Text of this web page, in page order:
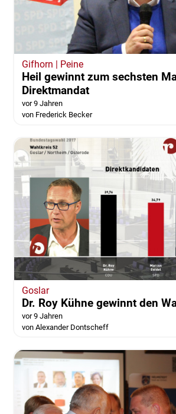
Gifhorn | Peine
Heil gewinnt zum sechsten
Direktmandat
vor 9 Jahren
von Frederick Becker
Goslar
Dr. Roy Kühne gewinnt den
vor 9 Jahren
von Alexander Dontscheff